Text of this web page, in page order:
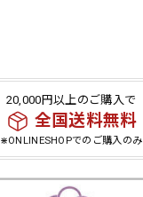
20,000円以上のご購入で
全国送料無料
⋇ONLINESHOPでのご購入のみ